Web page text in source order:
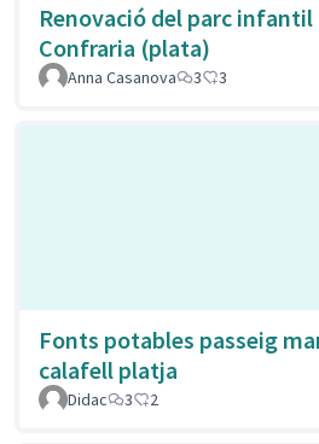
Renovació del parc infantil
Confraria (plata)
Anna Casanova 3 3
Fonts potables passeig
calafell platja
Didac 3 2